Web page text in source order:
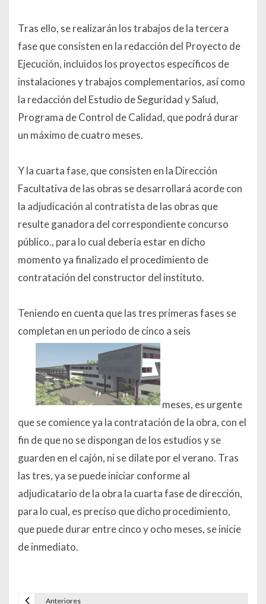
Tras ello, se realizarán los trabajos de la tercera
fase que consisten en la redacción del Proyecto de
Ejecución, incluidos los proyectos específicos de
instalaciones y trabajos complementarios, así como
la redacción del Estudio de Seguridad y Salud,
Programa de Control de Calidad, que podrá durar
un máximo de cuatro meses.
Y la cuarta fase, que consisten en la Dirección
Facultativa de las obras se desarrollará acorde con
la adjudicación al contratista de las obras que
resulte ganadora del correspondiente concurso
público., para lo cual debería estar en dicho
momento ya finalizado el procedimiento de
contratación del constructor del instituto.
Teniendo en cuenta que las tres primeras fases se
completan en un periodo de cinco a seis
meses, es urgente
que se comience ya la contratación de la obra, con el
fin de que no se dispongan de los estudios y se
guarden en el cajón, ni se dilate por el verano. Tras
las tres, ya se puede iniciar conforme al
adjudicatario de la obra la cuarta fase de dirección,
para lo cual, es preciso que dicho procedimiento,
que puede durar entre cinco y ocho meses, se inicie
de inmediato.
Anteriores